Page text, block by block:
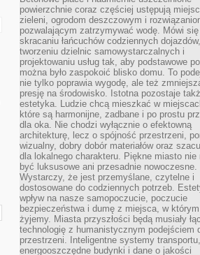
powierzchnie coraz częściej ustępują
zieleni, ogrodom deszczowym i
pozwalającym zatrzymywać wodę. Mówi
skracaniu łańcuchów codziennych dojazdów,
tworzeniu dzielnic samowystarczalnych i
projektowaniu usług tak, aby podstawowe
można było zaspokoić blisko domu. To
nie tylko poprawia wygodę, ale też
presję na środowisko. Istotna pozostaje
estetyka. Ludzie chcą mieszkać w
które są harmonijne, zadbane i po prostu
dla oka. Nie chodzi wyłącznie o efektowną
architekturę, lecz o spójność przestrzeni,
wizualny, dobry dobór materiałów oraz
dla lokalnego charakteru. Piękne miasto nie
być luksusowe ani przesadnie nowoczesne.
Wystarczy, że jest przemyślane, czytelne i
dostosowane do codziennych potrzeb.
wpływ na nasze samopoczucie, poczucie
bezpieczeństwa i dumę z miejsca, w którym
żyjemy. Miasta przyszłości będą musiały
technologię z humanistycznym podejściem
przestrzeni. Inteligentne systemy transportu,
energooszczędne budynki i dane o jakości